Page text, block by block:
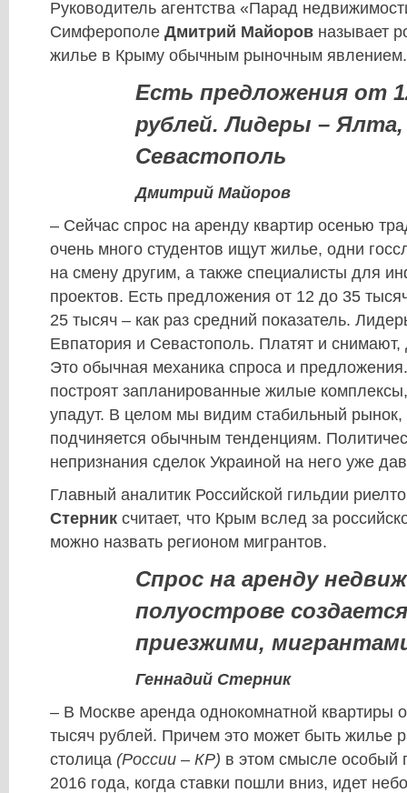
Руководитель агентства «Парад
Симферополе Дмитрий Майоров называет
жилье в Крыму обычным рыночным явлением.
Есть предложения от
рублей. Лидеры –
Севастополь
Дмитрий Майоров
– Сейчас спрос на аренду квартир осенью
очень много студентов ищут жилье, одни
на смену другим, а также специалисты для
проектов. Есть предложения от 12 до 35
25 тысяч – как раз средний показатель.
Евпатория и Севастополь. Платят и снимают,
Это обычная механика спроса и
построят запланированные жилые
упадут. В целом мы видим стабильный рынок,
подчиняется обычным тенденциям.
непризнания сделок Украиной на него уже
Главный аналитик Российской гильдии
Стерник считает, что Крым вслед за
можно назвать регионом мигрантов.
Спрос на аренду
полуострове
приезжими,
Геннадий Стерник
– В Москве аренда однокомнатной квартиры
тысяч рублей. Причем это может быть жилье
столица (России – КР) в этом смысле особый
2016 года, когда ставки пошли вниз, идет